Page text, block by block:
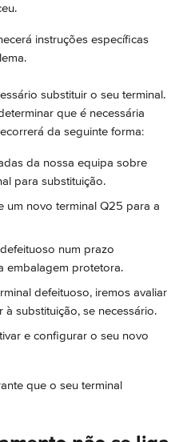
instruções específicas
substituir o seu terminal.
que é necessária
da seguinte forma:
da nossa equipa sobre
para substituição.
um novo terminal Q25 para a
num prazo
embalagem protetora.
defeituoso, iremos avaliar
substituição, se necessário.
e configurar o seu novo
que o seu terminal